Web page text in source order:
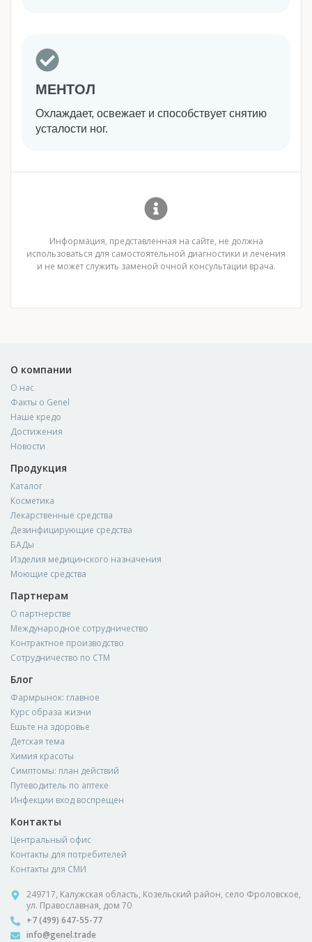
МЕНТОЛ
Охлаждает, освежает и способствует снятию
усталости ног.
Информация, представленная на сайте, не должна
использоваться для самостоятельной диагностики и лечения
и не может служить заменой очной консультации врача.
О компании
О нас
Факты о Genel
Наше кредо
Достижения
Новости
Продукция
Каталог
Косметика
Лекарственные средства
Дезинфицирующие средства
БАДы
Изделия медицинского назначения
Моющие средства
Партнерам
О партнерстве
Международное сотрудничество
Контрактное производство
Сотрудничество по СТМ
Блог
Фармрынок: главное
Курс образа жизни
Ешьте на здоровье
Детская тема
Химия красоты
Симптомы: план действий
Путеводитель по аптеке
Инфекции вход воспрещен
Контакты
Центральный офис
Контакты для потребителей
Контакты для СМИ
249717, Калужская область, Козельский район, село Фроловское,
ул. Православная, дом 70
+7 (499) 647-55-77
info@genel.trade